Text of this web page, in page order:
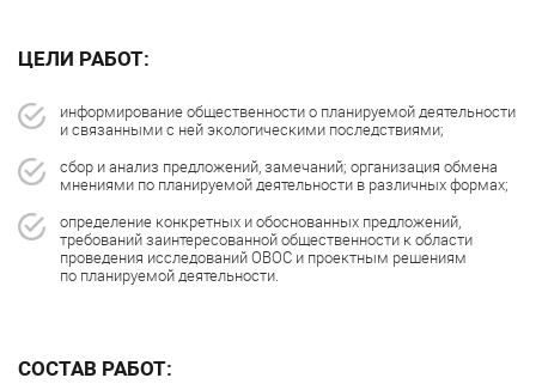
ЦЕЛИ РАБОТ:
информирование общественности о планируемой деятельности
и связанными с ней экологическими последствиями;
сбор и анализ предложений, замечаний; организация обмена
мнениями по планируемой деятельности в различных формах;
определение конкретных и обоснованных предложений,
требований заинтересованной общественности к области
проведения исследований ОВОС и проектным решениям
по планируемой деятельности.
СОСТАВ РАБОТ: